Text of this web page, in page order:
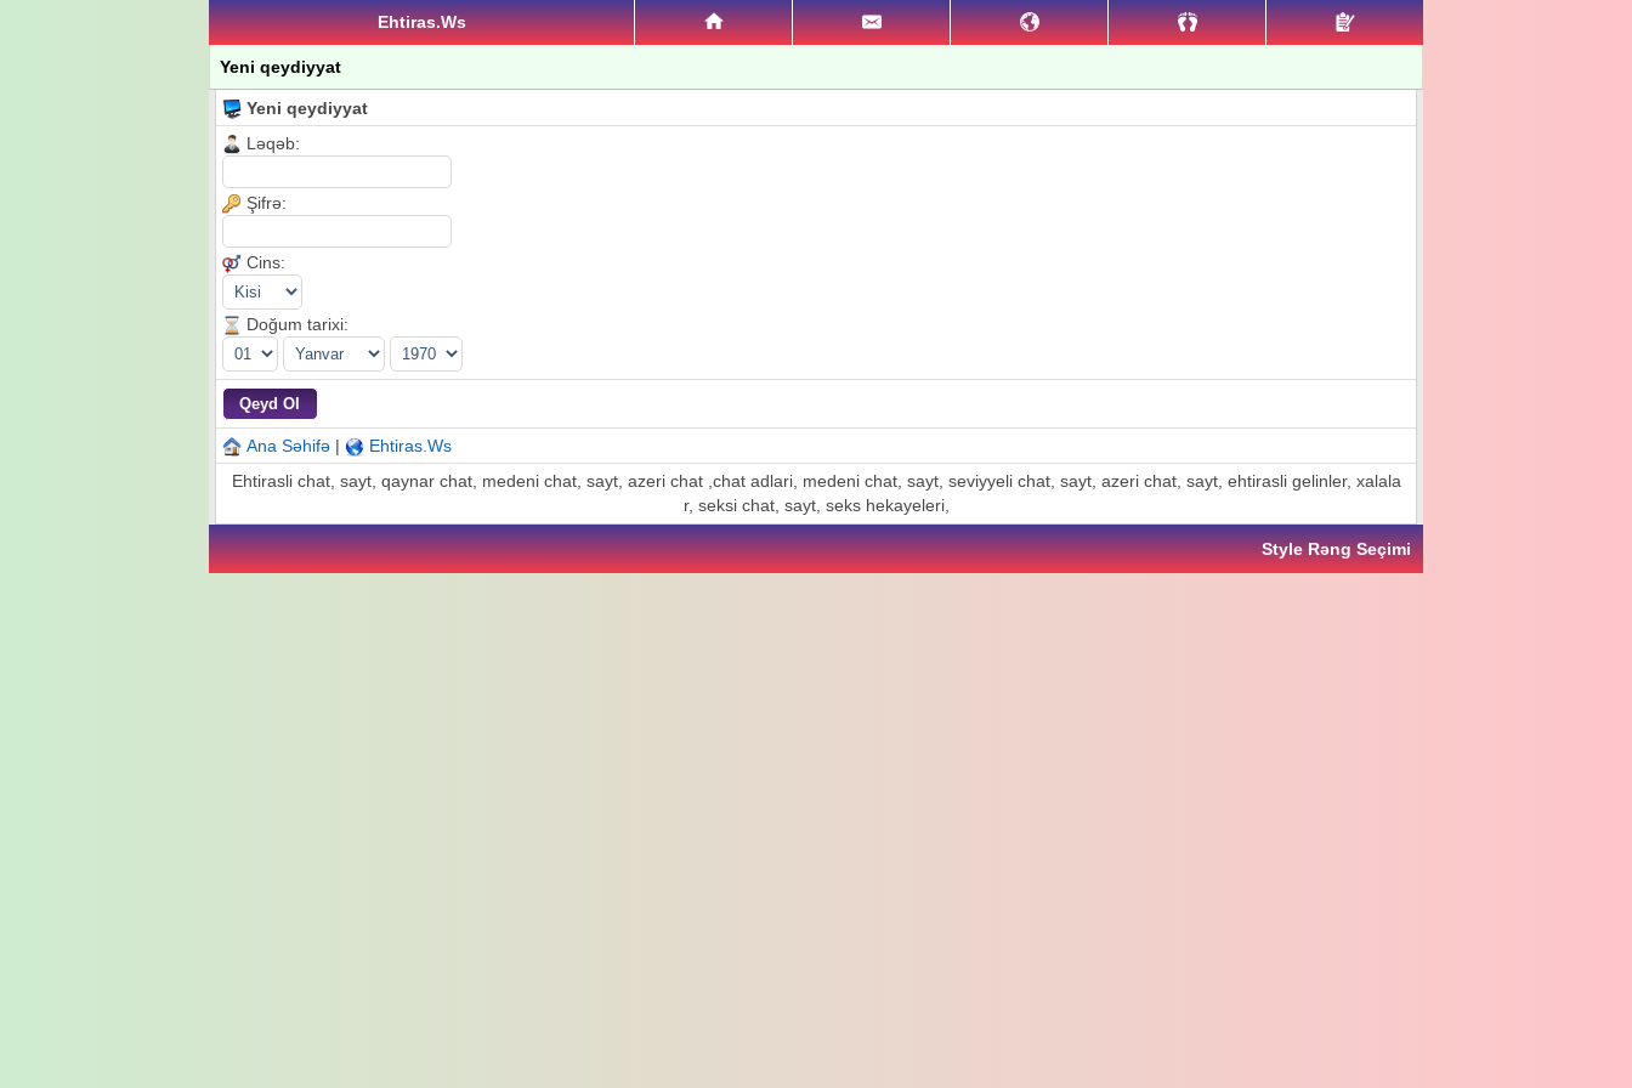
Ehtiras.Ws
Yeni qeydiyyat
Yeni qeydiyyat
Ləqəb:
Şifrə:
Cins:
Doğum tarixi:
Ana Səhifə |
Ehtiras.Ws
Ehtirasli chat, sayt, qaynar chat, medeni chat, sayt, azeri chat ,chat adlari, medeni chat, sayt, seviyyeli chat, sayt, azeri chat, sayt, ehtirasli gelinler, xalala
r, seksi chat, sayt, seks hekayeleri,
Style Rəng Seçimi